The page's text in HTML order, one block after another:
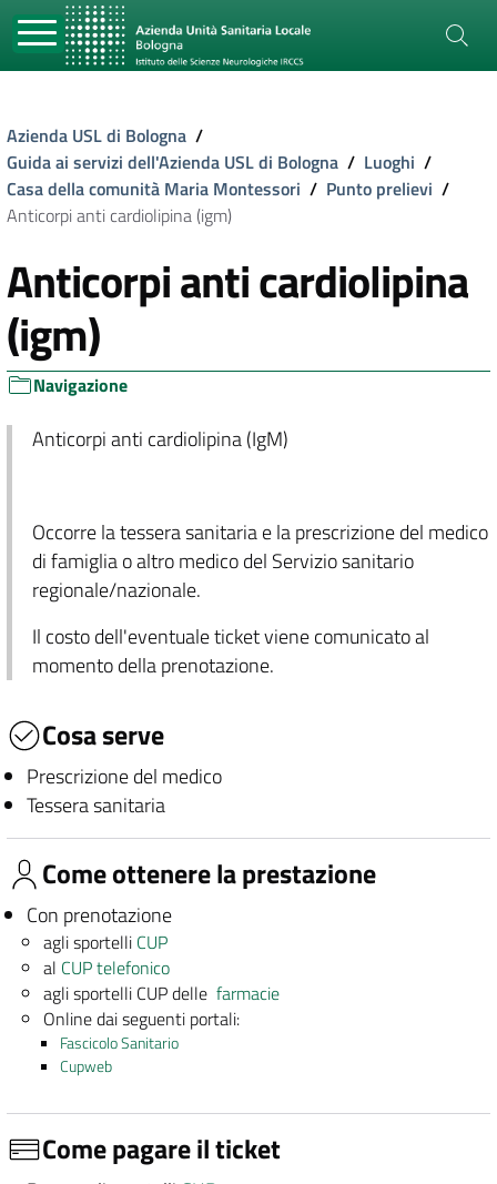
Azienda USL di Bologna /
Guida ai servizi dell'Azienda USL di Bologna / Luoghi /
Casa della comunità Maria Montessori / Punto prelievi /
Anticorpi anti cardiolipina (igm)
Anticorpi anti cardiolipina
(igm)
Navigazione
Anticorpi anti cardiolipina (IgM)
Occorre la tessera sanitaria e la prescrizione del medico
di famiglia o altro medico del Servizio sanitario
regionale/nazionale.
Il costo dell'eventuale ticket viene comunicato al
momento della prenotazione.
Cosa serve
Prescrizione del medico
Tessera sanitaria
Come ottenere la prestazione
Con prenotazione
agli sportelli CUP
al CUP telefonico
agli sportelli CUP dellefarmacie
Online dai seguenti portali:
Fascicolo Sanitario
Cupweb
Come pagare il ticket